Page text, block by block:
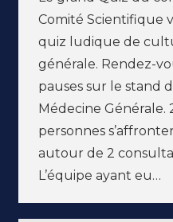
Comité Scientifique
quiz ludique de
générale. Rendez-
pauses sur le stand
Médecine Générale.
personnes
autour de 2
L’équipe ayant eu…